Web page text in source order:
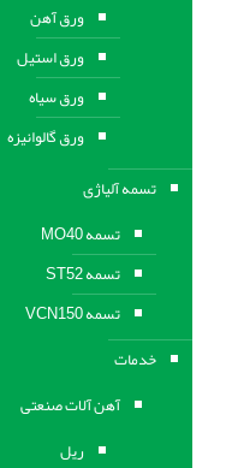
ورق آهن
ورق استیل
ورق سیاه
ورق گالوانیزه
تسمه آلیاژی
تسمه MO40
تسمه ST52
تسمه VCN150
خدمات
آهن آلات صنعتی
ریل